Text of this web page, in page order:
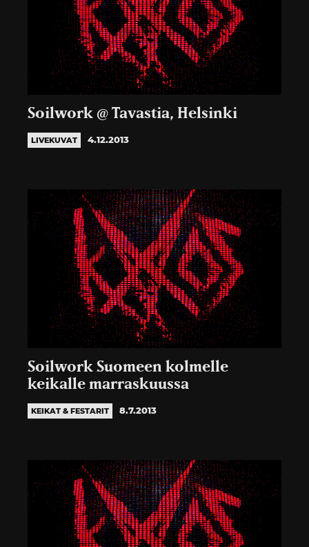
Soilwork @ Tavastia, Helsinki
LIVEKUVAT 4.12.2013
Soilwork Suomeen kolmelle
keikalle marraskuussa
KEIKAT & FESTARIT 8.7.2013